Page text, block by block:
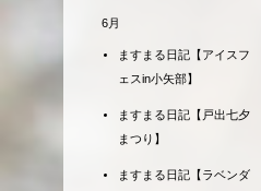
6月
ますまる日記【アイスフ
ェスin小矢部】
ますまる日記【戸出七夕
まつり】
ますまる日記【ラベンダ